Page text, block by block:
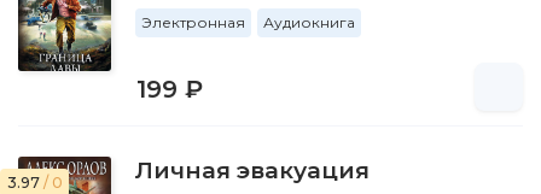
Электронная Аудиокнига
199 ₽
3.97 / 0 Личная эвакуация